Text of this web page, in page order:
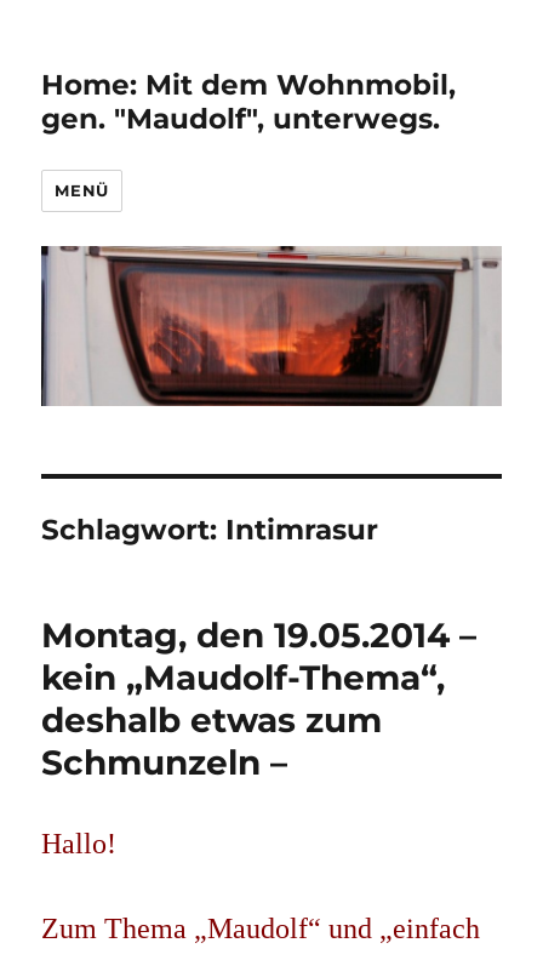
Home: Mit dem Wohnmobil,
gen. "Maudolf", unterwegs.
MENÜ
Schlagwort: Intimrasur
Montag, den 19.05.2014 –
kein „Maudolf-Thema“,
deshalb etwas zum
Schmunzeln –
Hallo!
Zum Thema „Maudolf“ und „einfach